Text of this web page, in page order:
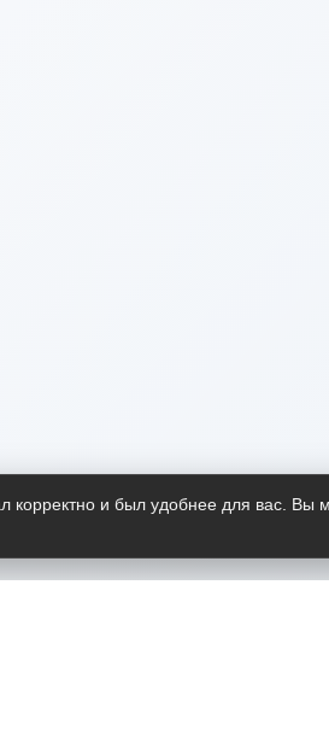
корректно и был удобнее для вас. Вы